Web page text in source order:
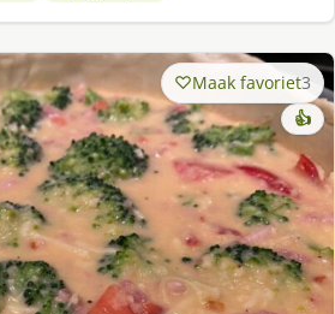
Maak favoriet3
👍